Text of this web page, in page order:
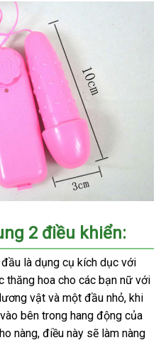
2 điều khiển:
là dụng cụ kích dục với
thăng hoa cho các bạn nữ với
vật và một đầu nhỏ, khi
bên trong hang động của
nàng, điều này sẽ làm nàng